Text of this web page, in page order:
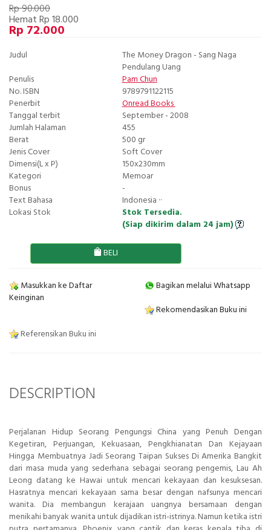
Rp 90.000
Hemat Rp 18.000
Rp 72.000
Judul
The Money Dragon - Sang Naga
Pendulang Uang
Penulis
Pam Chun
No. ISBN
9789791122115
Penerbit
Onread Books
Tanggal terbit
September - 2008
Jumlah Halaman
455
Berat
500 gr
Jenis Cover
Soft Cover
Dimensi(L x P)
150x230mm
Kategori
Memoar
Bonus
-
Text Bahasa
Indonesia ··
Lokasi Stok
Stok Tersedia.
(Siap dikirim dalam 24 jam)
BELI
Masukkan ke Daftar
Keinginan
Bagikan melalui Whatsapp
Rekomendasikan Buku ini
Referensikan Buku ini
DESCRIPTION
Perjalanan Hidup Seorang Pengungsi China yang Penuh Dengan
Kegetiran, Perjuangan, Kekuasaan, Pengkhianatan Dan Kejayaan
Hingga Membuatnya Jadi Seorang Taipan Sukses Di Amerika Bangkit
dari masa muda yang sederhana sebagai seorang pengemis, Lau Ah
Leong datang ke Hawai untuk mencari kekayaan dan kesuksesan.
Hasratnya mencari kekayaan sama besar dengan nafsunya mencari
wanita. Dia membangun kerajaan uangnya bersamaan dengan
menikahi banyak wanita untuk dijadikan istri-istrinya. Namun ketika istri